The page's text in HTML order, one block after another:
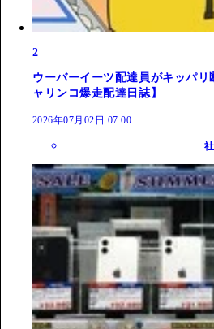
2
ウーバーイーツ配達員がキッパ
ャリンコ爆走配達日誌】
2026年07月02日 07:00